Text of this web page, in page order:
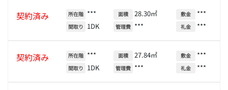
契約済み 所在階 ***
間取り 1DK
面積 28.30㎡
管理費 ***
敷金 ***
礼金 ***
契約済み 所在階 ***
間取り 1DK
面積 27.84㎡
管理費 ***
敷金 ***
礼金 ***